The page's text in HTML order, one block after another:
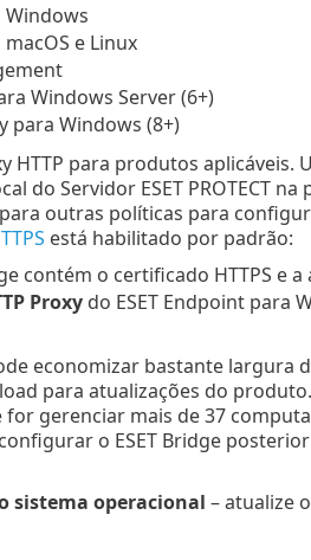
Windows
e Linux
Windows Server (6+)
para Windows (8+)
HTTP para produtos
do Servidor ESET PROTECT
outras políticas para
está habilitado por padrão:
contém o certificado HTTPS e
Proxy do ESET Endpoint para
economizar bastante
para atualizações do
gerenciar mais de 37
o ESET Bridge
sistema operacional – atualize